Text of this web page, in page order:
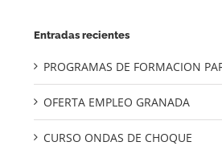
Entradas recientes
PROGRAMAS DE FORMACION
OFERTA EMPLEO GRANADA
CURSO ONDAS DE CHOQUE